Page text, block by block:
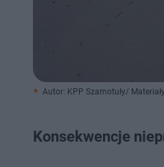
Autor: KPP Szamotuły/
Konsekwencje